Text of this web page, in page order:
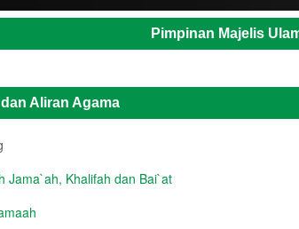
Pimpinan Majelis
Aliran Agama
Jama`ah, Khalifah dan Bai`at